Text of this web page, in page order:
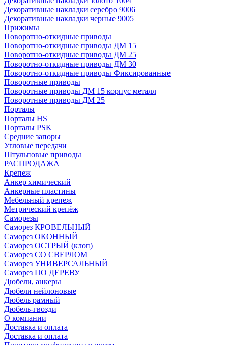
Декоративные накладки серебро 9006
Декоративные накладки черные 9005
Прижимы
Поворотно-откидные приводы
Поворотно-откидные приводы ДМ 15
Поворотно-откидные приводы ДМ 25
Поворотно-откидные приводы ДМ 30
Поворотно-откидные приводы Фиксированные
Поворотные приводы
Поворотные приводы ДМ 15 корпус металл
Поворотные приводы ДМ 25
Порталы
Порталы HS
Порталы PSK
Средние запоры
Угловые передачи
Штульповые приводы
РАСПРОДАЖА
Крепеж
Анкер химический
Анкерные пластины
Мебельный крепеж
Метрический крепёж
Саморезы
Саморез КРОВЕЛЬНЫЙ
Саморез ОКОННЫЙ
Саморез ОСТРЫЙ (клоп)
Саморез СО СВЕРЛОМ
Саморез УНИВЕРСАЛЬНЫЙ
Саморез ПО ДЕРЕВУ
Дюбели, анкеры
Дюбели нейлоновые
Дюбель рамный
Дюбель-гвозди
О компании
Доставка и оплата
Доставка и оплата